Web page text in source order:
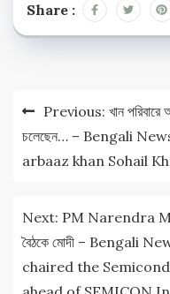
Share :
Post
navigation
Previous: খান
চলেছেন… – Bengali
arbaaz khan Sohail
Next: PM Narendra
বৈঠকে মোদী – Bengali
chaired the